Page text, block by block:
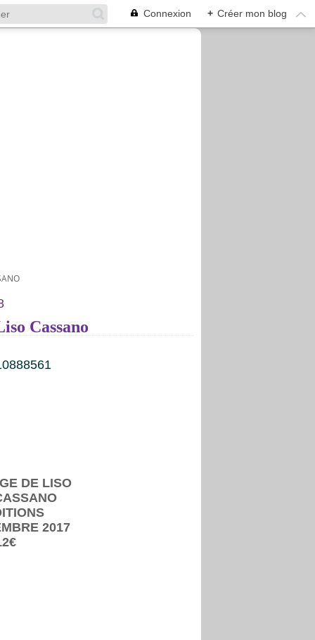
Connexion + Créer mon blog
Cassano
DE LISO
2017